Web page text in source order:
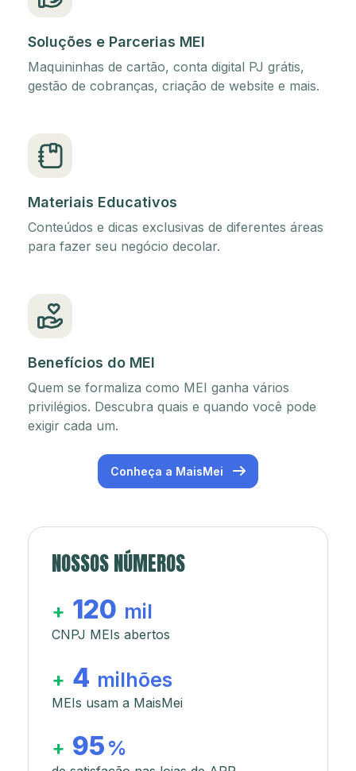
Soluções e Parcerias MEI
Maquininhas de cartão, conta digital PJ grátis,
gestão de cobranças, criação de website e mais.
Materiais Educativos
Conteúdos e dicas exclusivas de diferentes áreas
para fazer seu negócio decolar.
Benefícios do MEI
Quem se formaliza como MEI ganha vários
privilégios. Descubra quais e quando você pode
exigir cada um.
Conheça a MaisMei
NOSSOS NÚMEROS
+ 120 mil
CNPJ MEIs abertos
+ 4 milhões
MEIs usam a MaisMei
+ 95 %